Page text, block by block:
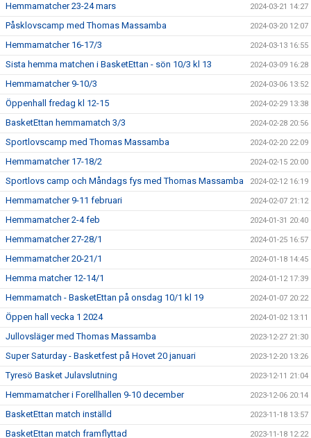
Hemmamatcher 23-24 mars 2024-03-21 14:27
Påsklovscamp med Thomas Massamba 2024-03-20 12:07
Hemmamatcher 16-17/3 2024-03-13 16:55
Sista hemma matchen i BasketEttan - sön 10/3 kl 13 2024-03-09 16:28
Hemmamatcher 9-10/3 2024-03-06 13:52
Öppenhall fredag kl 12-15 2024-02-29 13:38
BasketEttan hemmamatch 3/3 2024-02-28 20:56
Sportlovscamp med Thomas Massamba 2024-02-20 22:09
Hemmamatcher 17-18/2 2024-02-15 20:00
Sportlovs camp och Måndags fys med Thomas Massamba 2024-02-12 16:19
Hemmamatcher 9-11 februari 2024-02-07 21:12
Hemmamatcher 2-4 feb 2024-01-31 20:40
Hemmamatcher 27-28/1 2024-01-25 16:57
Hemmamatcher 20-21/1 2024-01-18 14:45
Hemma matcher 12-14/1 2024-01-12 17:39
Hemmamatch - BasketEttan på onsdag 10/1 kl 19 2024-01-07 20:22
Öppen hall vecka 1 2024 2024-01-02 13:11
Jullovsläger med Thomas Massamba 2023-12-27 21:30
Super Saturday - Basketfest på Hovet 20 januari 2023-12-20 13:26
Tyresö Basket Julavslutning 2023-12-11 21:04
Hemmamatcher i Forellhallen 9-10 december 2023-12-06 20:14
BasketEttan match inställd 2023-11-18 13:57
BasketEttan match framflyttad 2023-11-18 12:22